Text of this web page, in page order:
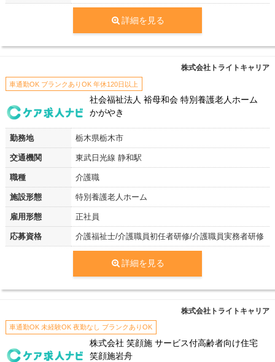
詳細を見る
株式会社トライトキャリア
車通勤OK ブランクありOK 年休120日以上
社会福祉法人 裕母和会 特別養護老人ホーム
かがやき
勤務地 栃木県栃木市
交通機関 東武日光線 静和駅
職種 介護職
施設形態 特別養護老人ホーム
雇用形態 正社員
応募資格 介護福祉士/介護職員初任者研修/介護職員実務者研修
詳細を見る
株式会社トライトキャリア
車通勤OK 未経験OK 夜勤なし ブランクありOK
株式会社 笑顔施 サービス付高齢者向け住宅
笑顔施岩舟